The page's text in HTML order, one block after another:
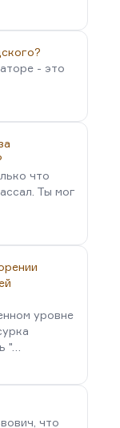
- это
что
Ты мог
уровне
"…
что